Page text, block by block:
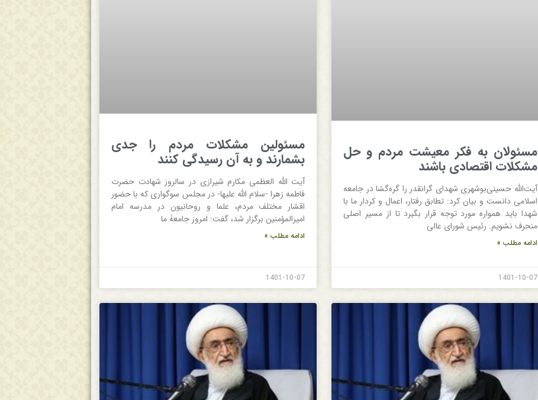
مسئولان ‌به فکر معیشت مردم و حل
مشکلات اقتصادی ‌باشند
آیت‌الله حسینی‌بوشهری شهدای گرانقدر را گره‌گشا در جامعه
اسلامی دانست و بیان کرد: تطابق رفتار، اعمال و کردار ما با
شهدا باید همواره مورد توجه قرار بگیرد تا از مسیر اصلی
منحرف نشویم. رئیس شورای عالی
ادامه مطلب »
1401-10-07
مسئولین مشکلات مردم را جدی
بشمارند و به آن رسیدگی کنند
آیت‌ الله العظمی مکارم شیرازی در سالروز شهادت حضرت
فاطمه زهرا -سلام الله علیها- در مجلس سوگواری که با حضور
اقشار مختلف مردم، علما و روحانیون در مدرسه امام
امیرالمؤمنین برگزار شد، گفت: امروز جامعۀ ما
ادامه مطلب »
1401-10-07